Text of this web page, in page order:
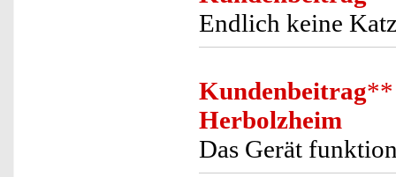
Endlich keine
Kundenbeitrag**
Herbolzheim
Das Gerät